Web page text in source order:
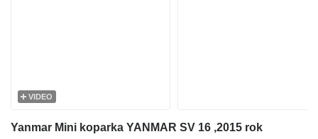
VIDEO
Yanmar Mini koparka YANMAR SV 16 ,2015 rok